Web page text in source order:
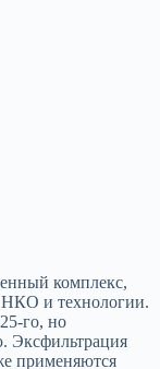
комплекс,
НКО и технологии.
но
Экcфильтрация
применяются